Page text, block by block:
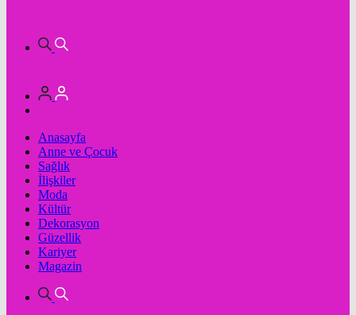
Anasayfa
Anne ve Çocuk
Sağlık
İlişkiler
Moda
Kültür
Dekorasyon
Güzellik
Kariyer
Magazin